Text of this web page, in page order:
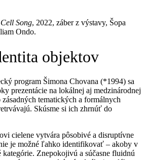
Song, 2022, záber z výstavy, Šopa
Ondo.
objektov
program Šimona Chovana (*1994) sa
prezentácie na lokálnej aj medzinárodnej
tematických a formálnych
Skúsme si ich zhrnúť do
cielene vytvára pôsobivé a disruptívne
je možné ľahko identifikovať – akoby v
Znepokojivú a súčasne fluidnú